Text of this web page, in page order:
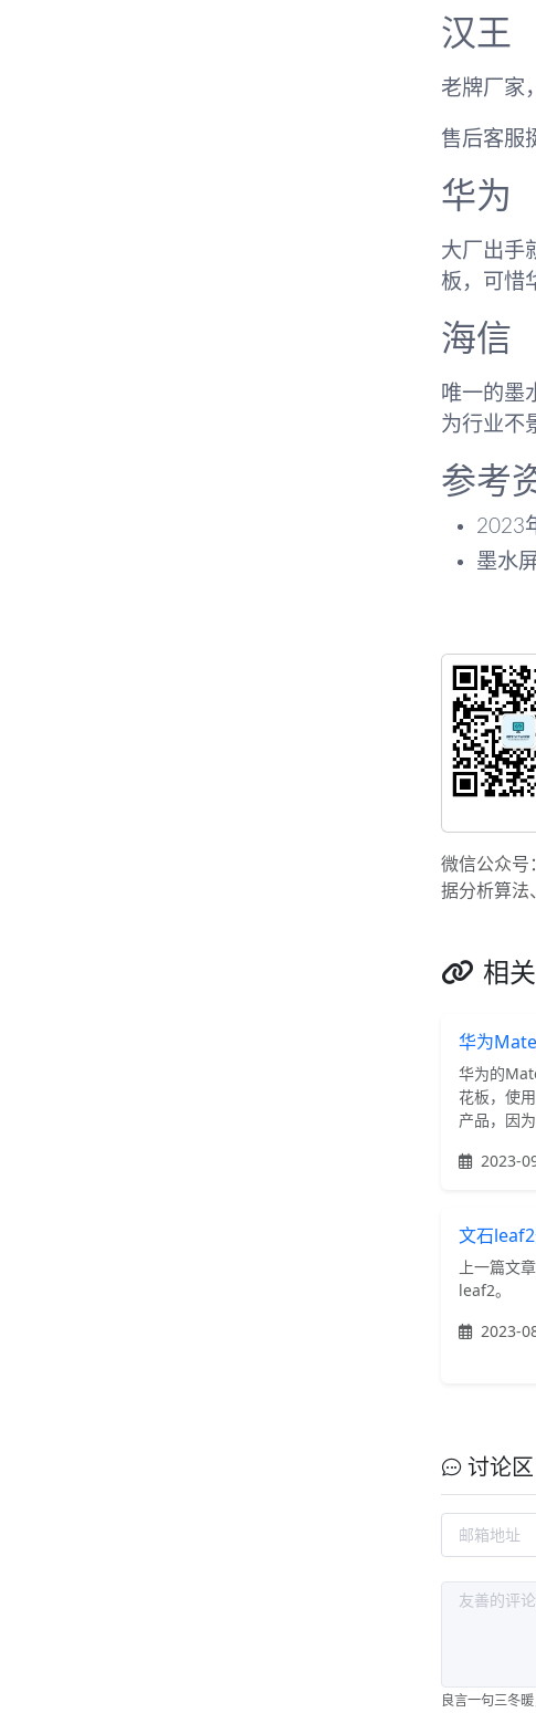
汉王
老牌厂家
售后客服
华为
大厂出手
板，可惜
海信
唯一的墨
为行业不
参考
2023
墨水
微信公众号
据分析算法
相
华为
华为的
花板，使
产品，因
2023-
文石
上一篇文
leaf2。
2023-
讨论区
良言一句三冬